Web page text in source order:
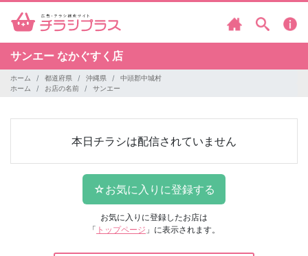
サンエー なかぐすく店
ホーム 都道府県 沖縄県
中頭郡中城村
ホーム
お店の名前 サンエー
本日チラシは配信されていません
お気に入りに登録したお店は
「 トップページ 」に表示されます。